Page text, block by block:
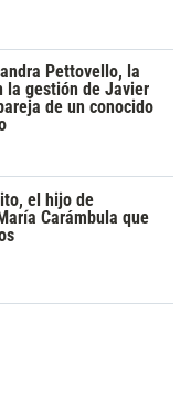
Pettovello, la
la gestión de Javier
de un conocido
el hijo de
Carámbula que